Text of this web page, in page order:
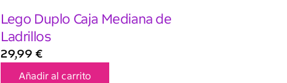
Lego Duplo Caja Mediana de
Ladrillos
29,99 €
Añadir al carrito